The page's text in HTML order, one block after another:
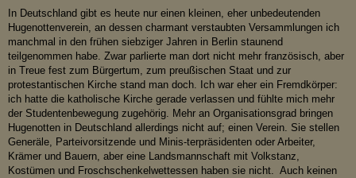
In Deutschland gibt es heute nur einen kleinen, eher unbedeutenden
Hugenottenverein, an dessen charmant verstaubten Versammlungen ich
manchmal in den frühen siebziger Jahren in Berlin staunend
teilgenommen habe. Zwar parlierte man dort nicht mehr französisch, aber
in Treue fest zum Bürgertum, zum preußischen Staat und zur
protestantischen Kirche stand man doch. Ich war eher ein Fremdkörper:
ich hatte die katholische Kirche gerade verlassen und fühlte mich mehr
der Studentenbewegung zugehörig. Mehr an Organisationsgrad bringen
Hugenotten in Deutschland allerdings nicht auf; einen Verein. Sie stellen
Generäle, Parteivorsitzende und Minis-terpräsidenten oder Arbeiter,
Krämer und Bauern, aber eine Landsmannschaft mit Volkstanz,
Kostümen und Froschschenkelwettessen haben sie nicht. Auch keinen